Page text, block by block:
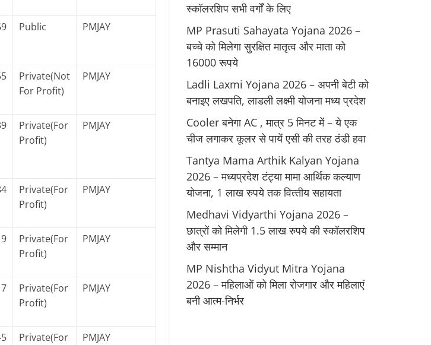
Public PMJAY
Private(Not
For Profit)
PMJAY
Private(For
Profit)
PMJAY
Private(For
Profit)
PMJAY
Private(For
Profit)
PMJAY
Private(For
Profit)
PMJAY
Private(For
PMJAY
स्‍कॉलरशिप सभी वर्गों के लिए
MP Prasuti Sahayata Yojana 2026 –
बच्चे को मिलेगा सुरक्षित मातृत्व और माता को
16000 रूपये
Ladli Laxmi Yojana 2026 – अपनी बेटी को
बनाइए लखपति, लाडली लक्ष्मी योजना मध्य प्रदेश
Cooler बनेगा AC , मात्र 5 मिनट में – ये एक
चीज लगाकर कूलर से पायें एसी की तरह ठंडी हवा
Tantya Mama Arthik Kalyan Yojana
2026 – मध्‍यप्रदेश टंट्या मामा आर्थिक कल्‍याण
योजना, 1 लाख रुपये तक वित्‍तीय सहायता
Medhavi Vidyarthi Yojana 2026 –
छात्रों को मिलेगी 1.5 लाख रुपये की स्कॉलरशिप
और सम्मान
MP Nishtha Vidyut Mitra Yojana
2026 – महिलाओं को मिला रोजगार और महिलाएं
बनी आत्म-निर्भर